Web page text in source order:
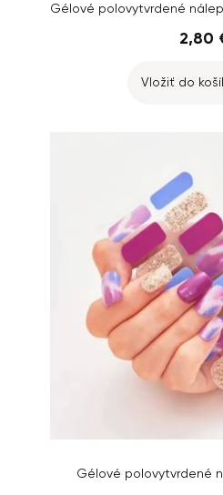
2,80
Vložiť do
Gélové polovytvrdené